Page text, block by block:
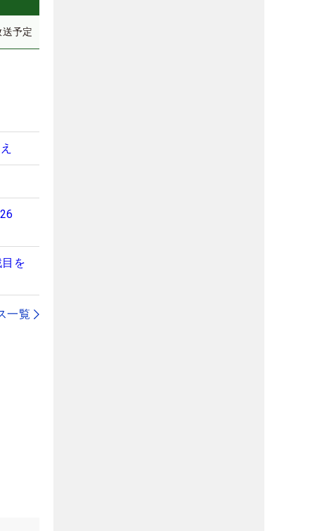
予定
を
一覧